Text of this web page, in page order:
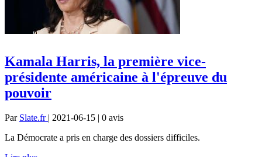
Kamala Harris, la première vice-
présidente américaine à l'épreuve du
pouvoir
Par Slate.fr | 2021-06-15 | 0 avis
La Démocrate a pris en charge des dossiers difficiles.